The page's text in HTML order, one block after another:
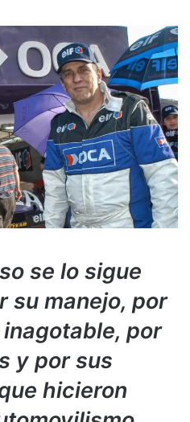
se lo sigue
su manejo, por
por
y por sus
hicieron